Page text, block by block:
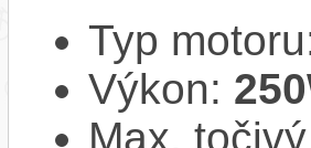
Typ
Výkon:
Max.